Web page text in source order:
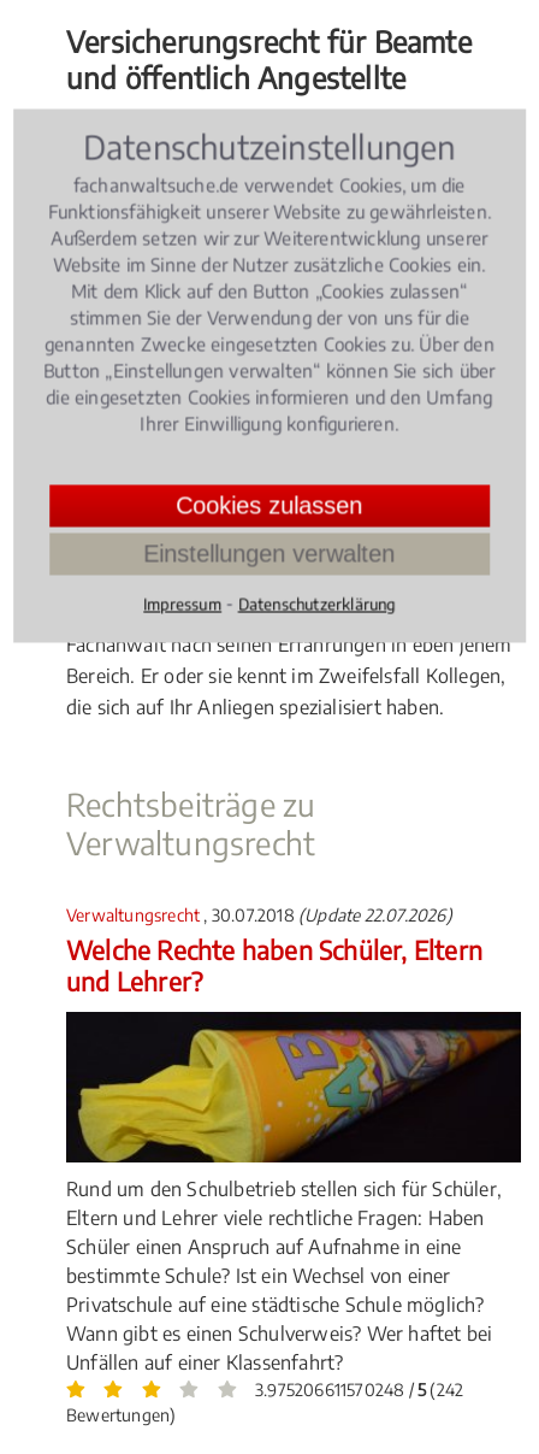
Versicherungsrecht für Beamte
und öffentlich Angestellte
Als Beamte und Angestellte im öffentlichen Dienst
wissen Sie um Ihre zu leistenden Pflichten. Aber
kennen Sie auch Ihre Rechte? Nutzen Sie lieber die
speziellen Kenntnisse eines Fachanwalts im Bereich
Polizeirecht
Soldatenrecht
, bei
Verwaltungsverfahren oder dem Vorwurf einer
Amtspflichtverletzung und kontaktieren Sie dazu
einen Fachanwalt vor Ort in Frankfurt am Main
Zeilsheim.
Weitere Bereiche im
Das Verwaltungsrecht ist inhaltlich enorm
umfangreich, das reicht vom
Personenstands-/Namensrecht bis zum
Organstreitverfahren. Fragen Sie den kontaktierten
Fachanwalt nach seinen Erfahrungen in eben jenem
Bereich. Er oder sie kennt im Zweifelsfall Kollegen,
die sich auf Ihr Anliegen spezialisiert haben.
Rechtsbeiträge zu
Verwaltungsrecht
Verwaltungsrecht , 30.07.2018 (Update 22.07.2026)
Welche Rechte haben Schüler, Eltern
und Lehrer?
Rund um den Schulbetrieb stellen sich für Schüler,
Eltern und Lehrer viele rechtliche Fragen: Haben
Schüler einen Anspruch auf Aufnahme in eine
bestimmte Schule? Ist ein Wechsel von einer
Privatschule auf eine städtische Schule möglich?
Wann gibt es einen Schulverweis? Wer haftet bei
Unfällen auf einer Klassenfahrt?
3.975206611570248 /5(242
Bewertungen)
Datenschutzeinstellungen
fachanwaltsuche.de verwendet Cookies, um die
Funktionsfähigkeit unserer Website zu gewährleisten.
Außerdem setzen wir zur Weiterentwicklung unserer
Website im Sinne der Nutzer zusätzliche Cookies ein.
Mit dem Klick auf den Button „Cookies zulassen“
stimmen Sie der Verwendung der von uns für die
genannten Zwecke eingesetzten Cookies zu. Über den
Button „Einstellungen verwalten“ können Sie sich über
die eingesetzten Cookies informieren und den Umfang
Ihrer Einwilligung konfigurieren.
Cookies zulassen
Einstellungen verwalten
Impressum ⁃ Datenschutzerklärung